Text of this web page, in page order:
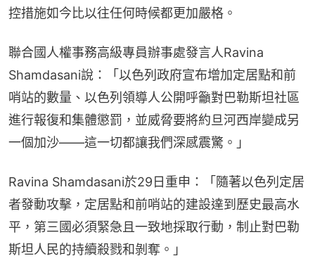
控措施如今比以往任何時候都更加嚴格。
聯合國人權事務高級專員辦事處發言人Ravina
Shamdasani說：「以色列政府宣布增加定居點和前
哨站的數量、以色列領導人公開呼籲對巴勒斯坦社區
進行報復和集體懲罰，並威脅要將約旦河西岸變成另
一個加沙——這一切都讓我們深感震驚。」
Ravina Shamdasani於29日重申：「隨著以色列定居
者發動攻擊，定居點和前哨站的建設達到歷史最高水
平，第三國必須緊急且一致地採取行動，制止對巴勒
斯坦人民的持續殺戮和剝奪。」